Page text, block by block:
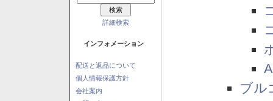
詳細検索
インフォメーション
配送と返品について
個人情報保護方針
会社案内
ブル